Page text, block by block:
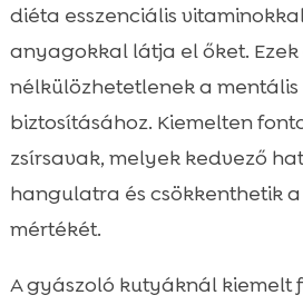
diéta esszenciális
anyagokkal látja el őket.
nélkülözhetetlenek a
biztosításához. Kiemelten
zsírsavak, melyek kedvező
hangulatra és csökkenthetik
mértékét.
A gyászoló kutyáknál kiemelt